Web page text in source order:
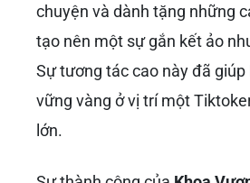
chuyện và dành tặng những
tạo nên một sự gắn kết ảo
Sự tương tác cao này đã giúp
vững vàng ở vị trí một
lớn.